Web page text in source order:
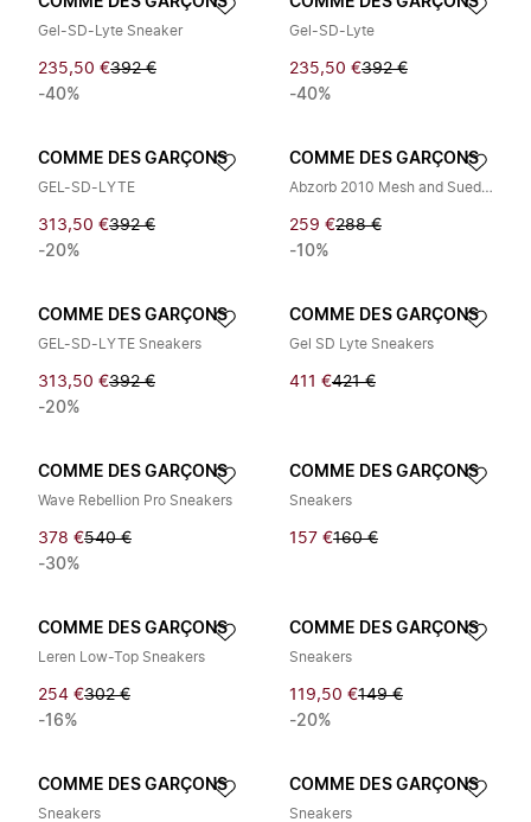
Gel-SD-Lyte Sneaker
235,50 €392 €
-40%
Gel-SD-Lyte
235,50 €392 €
-40%
COMME DES GARÇONS
GEL-SD-LYTE
313,50 €392 €
-20%
COMME DES GARÇONS
Abzorb 2010 Mesh and Suede Sneakers
259 €288 €
-10%
COMME DES GARÇONS
GEL-SD-LYTE Sneakers
313,50 €392 €
-20%
COMME DES GARÇONS
Gel SD Lyte Sneakers
411 €421 €
COMME DES GARÇONS
Wave Rebellion Pro Sneakers
378 €540 €
-30%
COMME DES GARÇONS
Sneakers
157 €160 €
COMME DES GARÇONS
Leren Low-Top Sneakers
254 €302 €
-16%
COMME DES GARÇONS
Sneakers
119,50 €149 €
-20%
COMME DES GARÇONS
Sneakers
COMME DES GARÇONS
Sneakers